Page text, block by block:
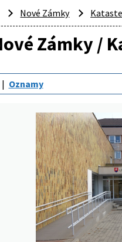
Nové Zámky
Zámky /
Oznamy